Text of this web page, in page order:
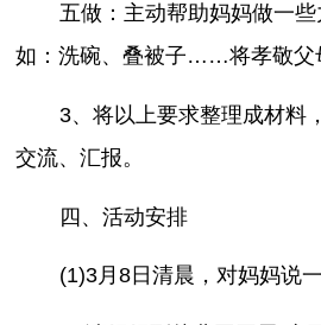
五做：主动帮助妈妈做一些
如：洗碗、叠被子……将孝敬父
3、将以上要求整理成材料
交流、汇报。
四、活动安排
(1)3月8日清晨，对妈妈说